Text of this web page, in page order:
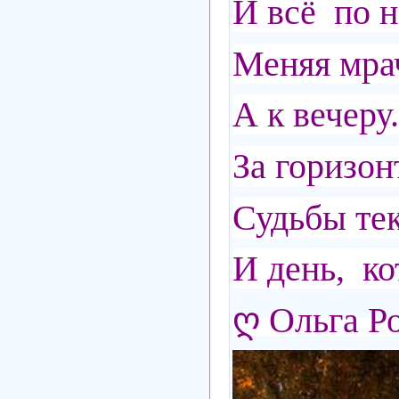
И всё по
Меняя
А к
За
Судьбы
И день,
ღ Ольга